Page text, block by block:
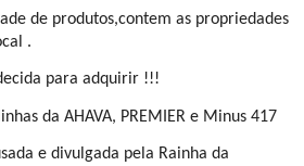
de produtos,contem as propriedades
.
para adquirir !!!
da AHAVA, PREMIER e Minus 417
e divulgada pela Rainha da